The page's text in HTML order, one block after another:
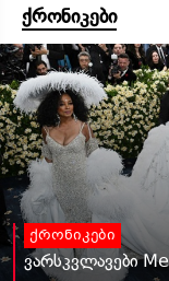
ქრონიკები
ქრონიკები
ვარსკვლავები